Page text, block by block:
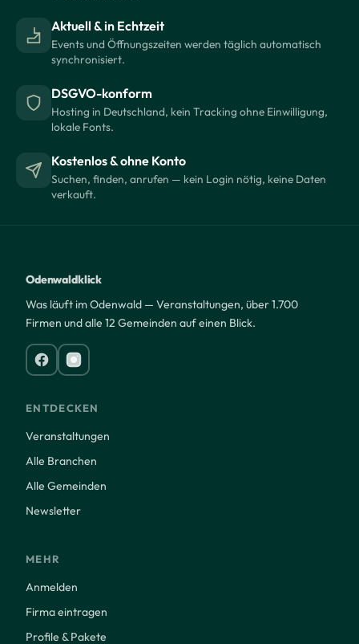
Aktuell & in Echtzeit
Events und Öffnungszeiten werden täglich automatisch
synchronisiert.
DSGVO-konform
Hosting in Deutschland, kein Tracking ohne Einwilligung,
lokale Fonts.
Kostenlos & ohne Konto
Suchen, finden, anrufen — kein Login nötig, keine Daten
verkauft.
Odenwaldklick
Was läuft im Odenwald — Veranstaltungen, über 1.700
Firmen und alle 12 Gemeinden auf einen Blick.
ENTDECKEN
Veranstaltungen
Alle Branchen
Alle Gemeinden
Newsletter
MEHR
Anmelden
Firma eintragen
Profile & Pakete